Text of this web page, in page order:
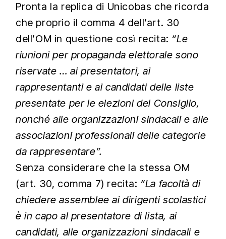
Pronta la replica di Unicobas che ricorda
che proprio il comma 4 dell’art. 30
dell’OM in questione così recita: “Le
riunioni per propaganda elettorale sono
riservate … ai presentatori, ai
rappresentanti e ai candidati delle liste
presentate per le elezioni del Consiglio,
nonché alle organizzazioni sindacali e alle
associazioni professionali delle categorie
da rappresentare”.
Senza considerare che la stessa OM
(art. 30, comma 7) recita: “La facoltà di
chiedere assemblee ai dirigenti scolastici
è in capo al presentatore di lista, ai
candidati, alle organizzazioni sindacali e